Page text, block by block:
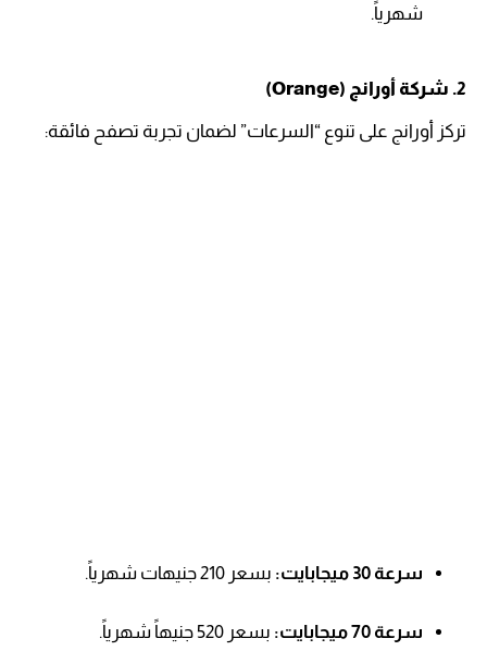
شهرياً.
2. شركة أورانج (Orange)
تركز أورانج على تنوع “السرعات” لضمان تجربة تصفح فائقة:
سرعة 30 ميجابايت: بسعر 210 جنيهات شهرياً.
سرعة 70 ميجابايت: بسعر 520 جنيهاً شهرياً.